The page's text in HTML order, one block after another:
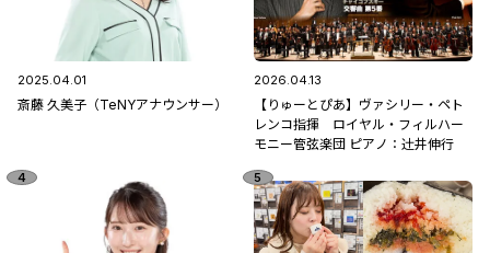
2025.04.01
斎藤 久美子（TeNYアナウンサー）
2026.04.13
【りゅーとぴあ】ヴァシリー・ペト
レンコ指揮 ロイヤル・フィルハー
モニー管弦楽団 ピアノ：辻󠄀井伸行